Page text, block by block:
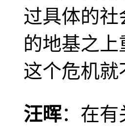
过具体的
的地基之
这个危机
汪晖：在